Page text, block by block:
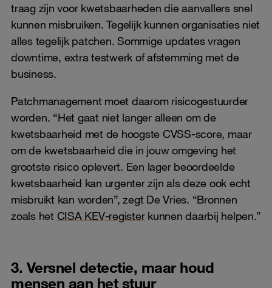
traag zijn voor kwetsbaarheden die aanvallers snel
kunnen misbruiken. Tegelijk kunnen organisaties niet
alles tegelijk patchen. Sommige updates vragen
downtime, extra testwerk of afstemming met de
business.
Patchmanagement moet daarom risicogestuurder
worden. “Het gaat niet langer alleen om de
kwetsbaarheid met de hoogste CVSS-score, maar
om de kwetsbaarheid die in jouw omgeving het
grootste risico oplevert. Een lager beoordeelde
kwetsbaarheid kan urgenter zijn als deze ook echt
misbruikt kan worden”, zegt De Vries. “Bronnen
zoals het CISA KEV-registerkunnen daarbij helpen.”
3. Versnel detectie, maar houd
mensen aan het stuur